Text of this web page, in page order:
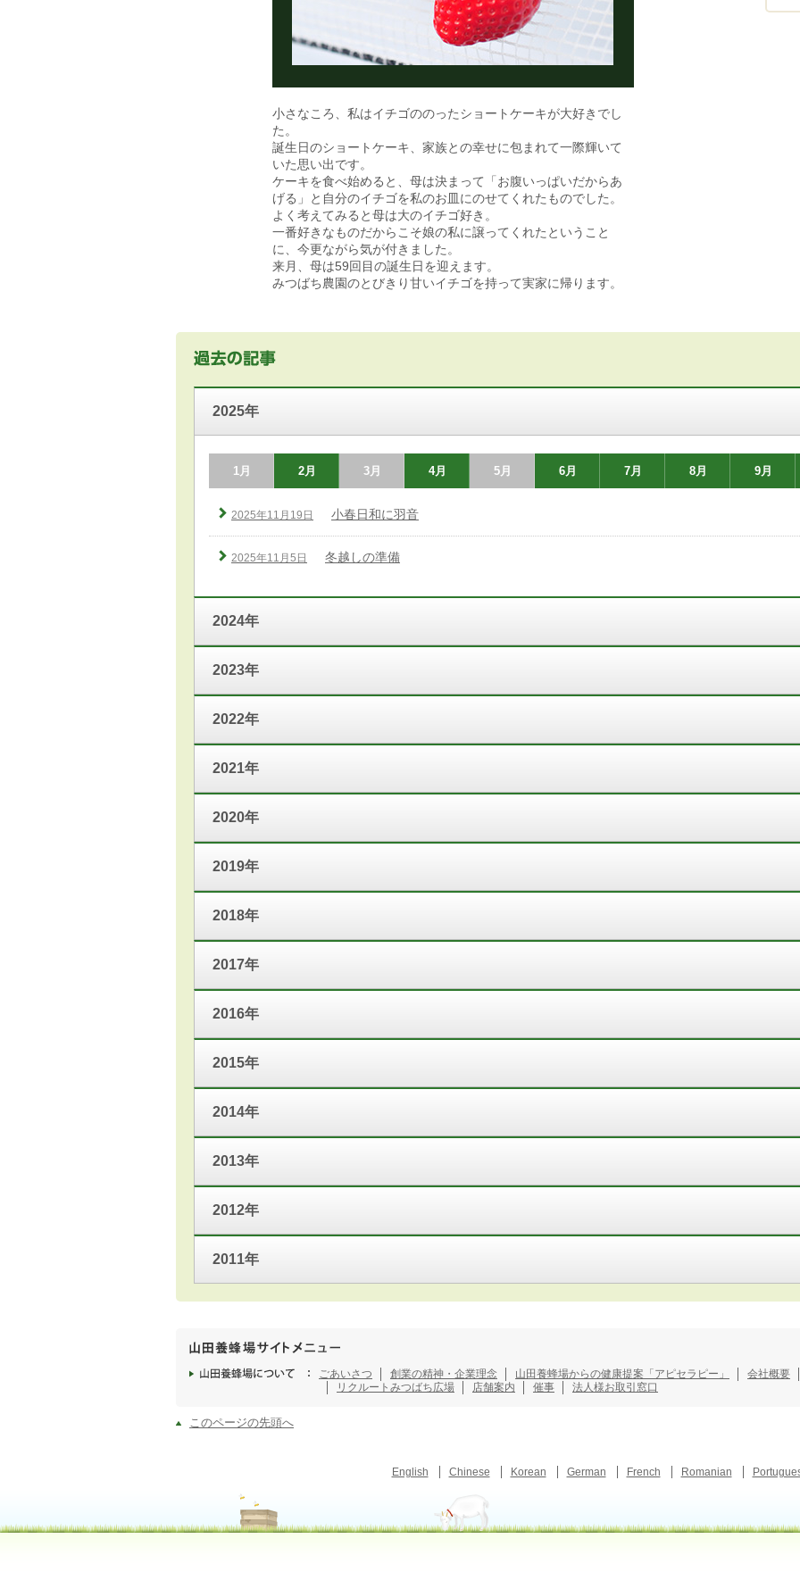
小さなころ、私はイチゴののったショートケーキが大好きでし
た。
誕生日のショートケーキ、家族との幸せに包まれて一際輝いて
いた思い出です。
ケーキを食べ始めると、母は決まって「お腹いっぱいだからあ
げる」と自分のイチゴを私のお皿にのせてくれたものでした。
よく考えてみると母は大のイチゴ好き。
一番好きなものだからこそ娘の私に譲ってくれたということ
に、今更ながら気が付きました。
来月、母は59回目の誕生日を迎えます。
みつばち農園のとびきり甘いイチゴを持って実家に帰ります。
2025年
1月 2月 3月 4月 5月 6月 7月 8月 9月
2025年11月19日 小春日和に羽音
2025年11月5日 冬越しの準備
2024年
2023年
2022年
2021年
2020年
2019年
2018年
2017年
2016年
2015年
2014年
2013年
2012年
2011年
ごあいさつ 創業の精神・企業理念 山田養蜂場からの健康提案「アピセラピー」 会社概要
リクルート みつばち広場 店舗案内 催事 法人様お取引窓口
このページの先頭へ
English Chinese Korean German French Romanian